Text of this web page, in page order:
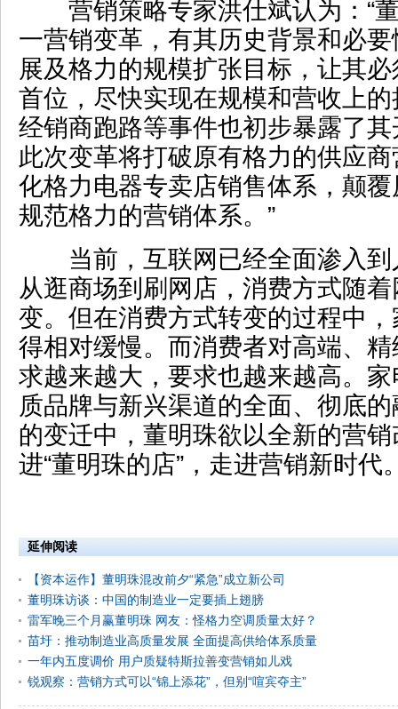
营销策略专家洪仕斌认为：“
一营销变革，有其历史背景和必
展及格力的规模扩张目标，让其
首位，尽快实现在规模和营收上
经销商跑路等事件也初步暴露了
此次变革将打破原有格力的供应
化格力电器专卖店销售体系，颠
规范格力的营销体系。”
当前，互联网已经全面渗入到
从逛商场到刷网店，消费方式随
变。但在消费方式转变的过程中
得相对缓慢。而消费者对高端、
求越来越大，要求也越来越高。
质品牌与新兴渠道的全面、彻底
的变迁中，董明珠欲以全新的营
进“董明珠的店”，走进营销新时代
延伸阅读
【资本运作】董明珠混改前夕“紧急”成立新公司
董明珠访谈：中国的制造业一定要插上翅膀
雷军晚三个月赢董明珠 网友：怪格力空调质量太好？
苗圩：推动制造业高质量发展 全面提高供给体系质量
一年内五度调价 用户质疑特斯拉善变营销如儿戏
锐观察：营销方式可以“锦上添花”，但别“喧宾夺主”